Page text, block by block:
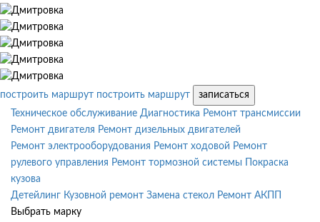
построить маршрут построить маршрут
записаться
Техническое обслуживание Диагностика Ремонт трансмиссии
Ремонт двигателя Ремонт дизельных двигателей
Ремонт электрооборудования Ремонт ходовой Ремонт
рулевого управления Ремонт тормозной системы
Покраска
кузова
Детейлинг Кузовной ремонт Замена стекол Ремонт АКПП
Выбрать марку